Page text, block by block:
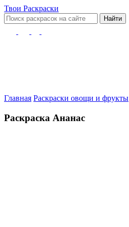
Твои Раскраски
Найти
Главная Раскраски овощи и фрукты
Раскраска Ананас